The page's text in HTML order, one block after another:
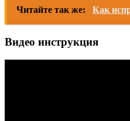
Читайте так же: Как
Видео инструкция